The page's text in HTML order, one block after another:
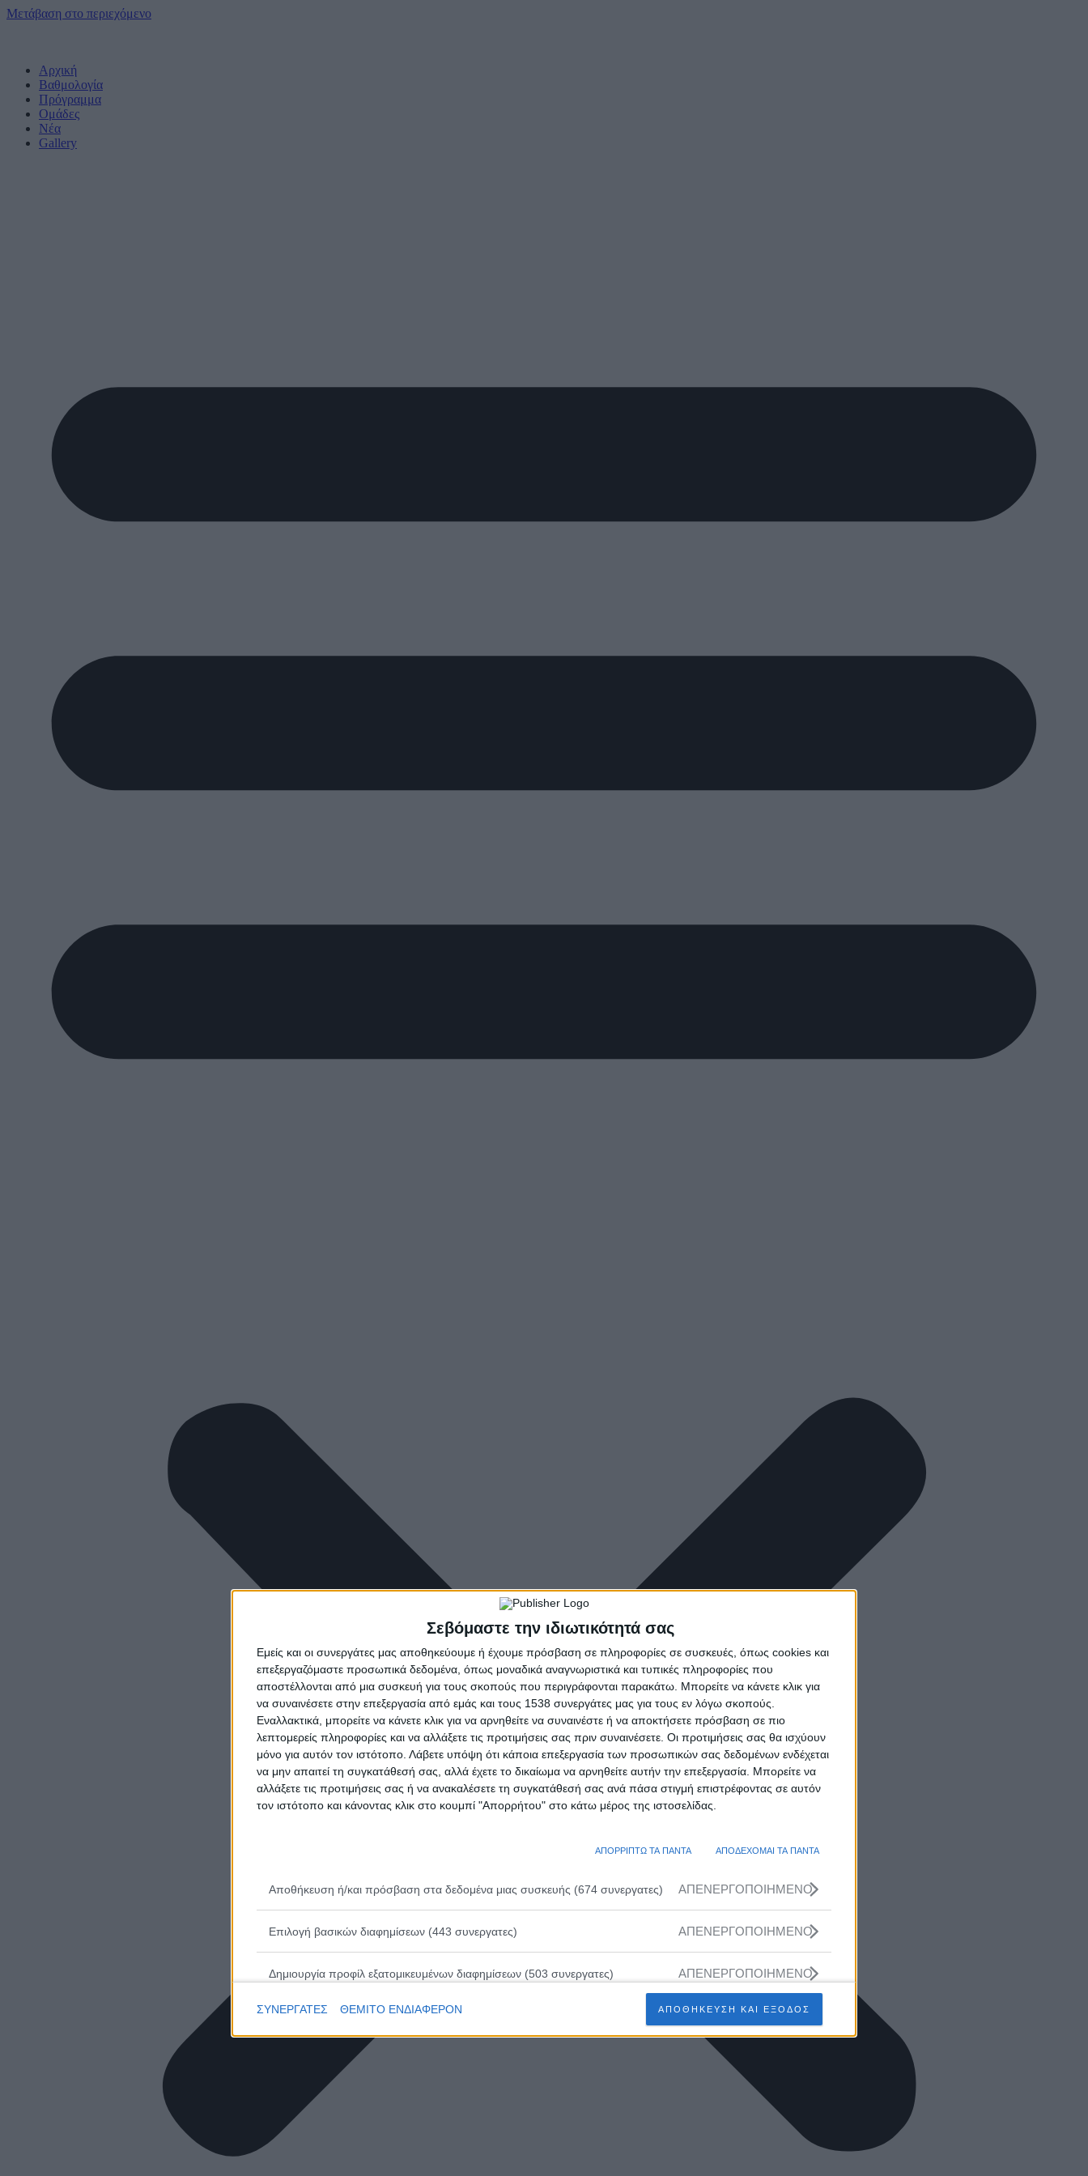
Σεβόμαστε την ιδιωτικότητά σας
Εμείς και οι συνεργάτες μας αποθηκεύουμε ή έχουμε πρόσβαση σε πληροφορίες σε συσκευές, όπως cookies και
επεξεργαζόμαστε προσωπικά δεδομένα, όπως μοναδικά αναγνωριστικά και τυπικές πληροφορίες που
αποστέλλονται από μια συσκευή για τους σκοπούς που περιγράφονται παρακάτω. Μπορείτε να κάνετε κλικ για
να συναινέσετε στην επεξεργασία από εμάς και τους 1538 συνεργάτες μας για τους εν λόγω σκοπούς.
Εναλλακτικά, μπορείτε να κάνετε κλικ για να αρνηθείτε να συναινέστε ή να αποκτήσετε πρόσβαση σε πιο
λεπτομερείς πληροφορίες και να αλλάξετε τις προτιμήσεις σας πριν συναινέσετε. Οι προτιμήσεις σας θα ισχύουν
μόνο για αυτόν τον ιστότοπο. Λάβετε υπόψη ότι κάποια επεξεργασία των προσωπικών σας δεδομένων ενδέχεται
να μην απαιτεί τη συγκατάθεσή σας, αλλά έχετε το δικαίωμα να αρνηθείτε αυτήν την επεξεργασία. Μπορείτε να
αλλάξετε τις προτιμήσεις σας ή να ανακαλέσετε τη συγκατάθεσή σας ανά πάσα στιγμή επιστρέφοντας σε αυτόν
τον ιστότοπο και κάνοντας κλικ στο κουμπί "Απορρήτου" στο κάτω μέρος της ιστοσελίδας.
ΑΠΟΡΡΙΠΤΩ ΤΑ ΠΑΝΤΑ ΑΠΟΔΕΧΟΜΑΙ ΤΑ ΠΑΝΤΑ
Αποθήκευση ή/και πρόσβαση στα δεδομένα μιας συσκευής (674 συνεργατες) ΑΠΕΝΕΡΓΟΠΟΙΗΜΕΝΟ
Επιλογή βασικών διαφημίσεων (443 συνεργατες) ΑΠΕΝΕΡΓΟΠΟΙΗΜΕΝΟ
Δημιουργία προφίλ εξατομικευμένων διαφημίσεων (503 συνεργατες) ΑΠΕΝΕΡΓΟΠΟΙΗΜΕΝΟ
Επιλογή εξατομικευμένων διαφημίσεων (502 συνεργατες) ΑΠΕΝΕΡΓΟΠΟΙΗΜΕΝΟ
Δημιουργία προφίλ εξατομικευμένου περιεχομένου (230 συνεργατες) ΑΠΕΝΕΡΓΟΠΟΙΗΜΕΝΟ
Επιλογή εξατομικευμένου περιεχομένου (210 συνεργατες) ΑΠΕΝΕΡΓΟΠΟΙΗΜΕΝΟ
Μέτρηση απόδοσης διαφημίσεων (466 συνεργατες) ΑΠΕΝΕΡΓΟΠΟΙΗΜΕΝΟ
ΣΥΝΕΡΓΑΤΕΣ ΘΕΜΙΤΟ ΕΝΔΙΑΦΕΡΟΝ ΑΠΟΘΗΚΕΥΣΗ ΚΑΙ ΕΞΟΔΟΣ
Μετάβαση στο περιεχόμενο
Αρχική
Βαθμολογία
Πρόγραμμα
Ομάδες
Νέα
Gallery